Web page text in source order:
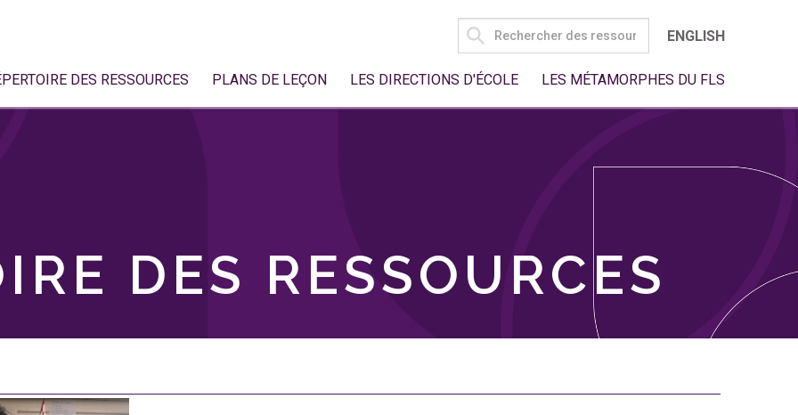
SEARCH
FOR:
ENGLISH
DES RESSOURCES PLANS DE LEÇON LES DIRECTIONS D'ÉCOLE LES MÉTAMORPHES DU FLS
DES RESSOURCES